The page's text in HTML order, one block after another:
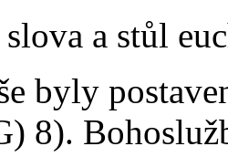
a stůl
byly
8).